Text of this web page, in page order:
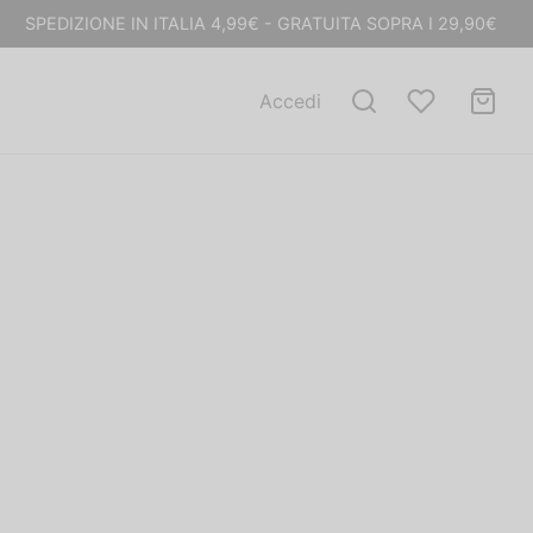
SPEDIZIONE IN ITALIA 4,99€ - GRATUITA SOPRA I 29,90€
Accedi